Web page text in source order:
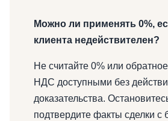
Можно ли применять 0%,
клиента недействителен?
Не считайте 0% или
НДС доступными без
доказательства.
подтвердите факты сделки с